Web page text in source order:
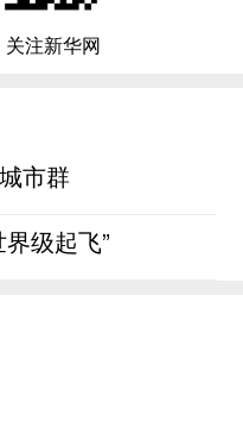
注新华网
市群
级起飞”